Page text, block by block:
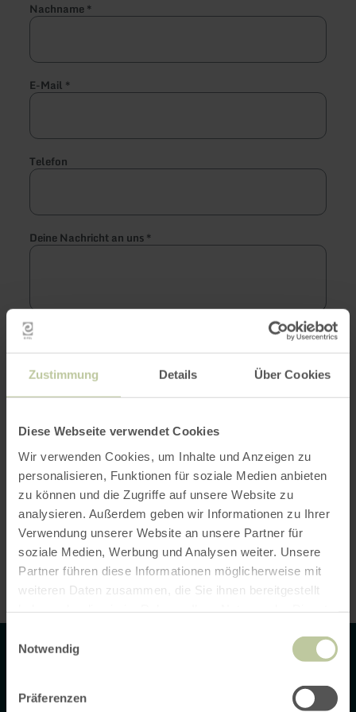
Zustimmung Details Über Cookies
Diese Webseite verwendet Cookies
Wir verwenden Cookies, um Inhalte und Anzeigen zu
personalisieren, Funktionen für soziale Medien anbieten
zu können und die Zugriffe auf unsere Website zu
analysieren. Außerdem geben wir Informationen zu Ihrer
Verwendung unserer Website an unsere Partner für
soziale Medien, Werbung und Analysen weiter. Unsere
Partner führen diese Informationen möglicherweise mit
weiteren Daten zusammen, die Sie ihnen bereitgestellt
Notwendig
Präferenzen
Nachname*
E-Mail *
Telefon
Deine Nachricht an uns*
Datenschutzbestimmungen
gelesen und akzeptiere diese.*
Ich habe dieAGBsgelesen und akzeptiere
Absenden
Contact